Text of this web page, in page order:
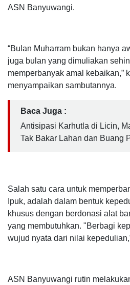
ASN Banyuwangi.
“Bulan Muharram bukan hanya
juga bulan yang dimuliakan
memperbanyak amal kebaikan,”
menyampaikan sambutannya.
Baca Juga :
Antisipasi Karhutla di Licin,
Tak Bakar Lahan dan Buang
Salah satu cara untuk
Ipuk, adalah dalam bentuk
khusus dengan berdonasi alat
yang membutuhkan. "Berbagi
wujud nyata dari nilai
ASN Banyuwangi rutin